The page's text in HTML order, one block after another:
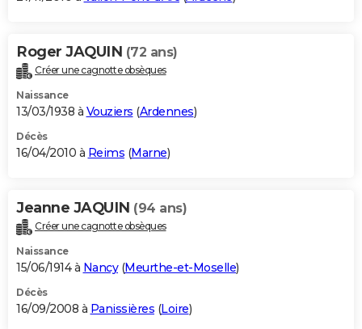
Roger JAQUIN (72 ans)
Créer une cagnotte obsèques
Naissance
13/03/1938 à Vouziers (Ardennes)
Décès
16/04/2010 à Reims (Marne)
Jeanne JAQUIN (94 ans)
Créer une cagnotte obsèques
Naissance
15/06/1914 à Nancy(Meurthe-et-Moselle)
Décès
16/09/2008 à Panissières (Loire)